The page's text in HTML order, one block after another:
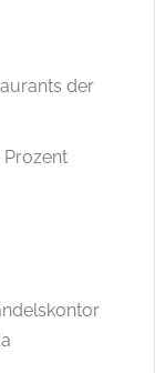
der
Prozent